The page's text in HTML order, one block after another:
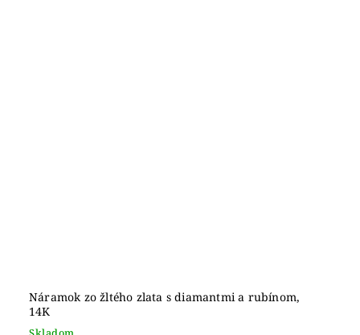
Náramok zo žltého zlata s diamantmi a rubínom,
14K